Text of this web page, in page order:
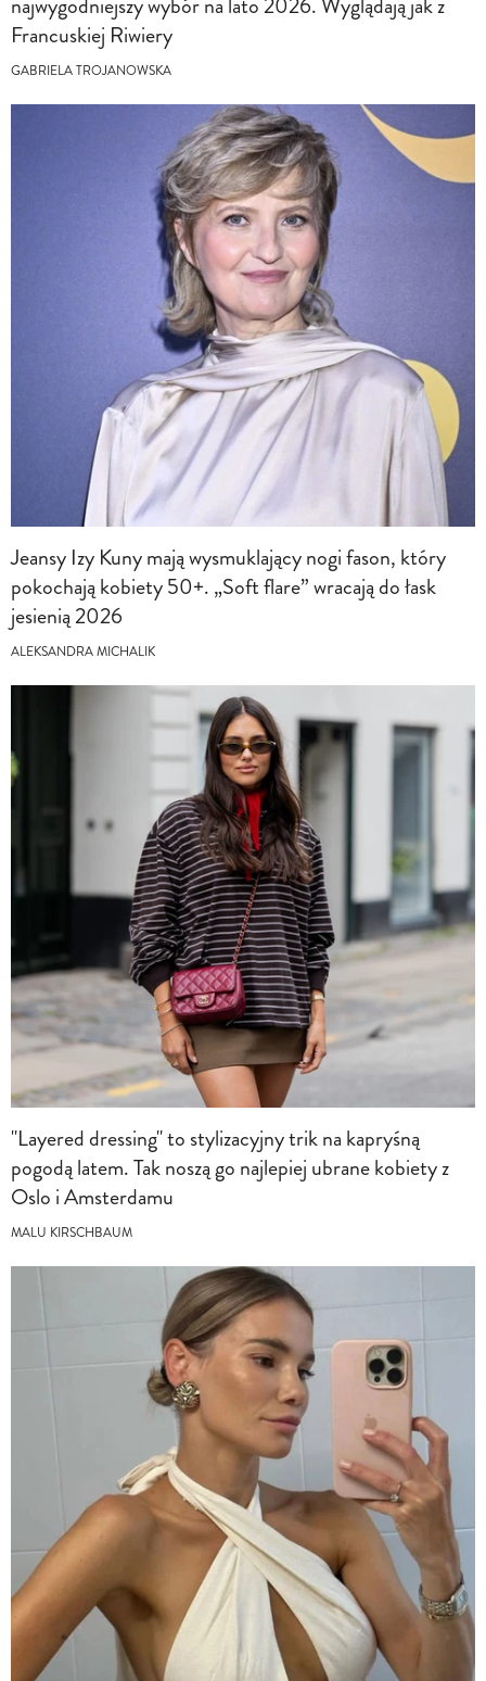
Francuskiej Riwiery
GABRIELA TROJANOWSKA
Jeansy Izy Kuny mają wysmuklający nogi fason, który
pokochają kobiety 50+. „Soft flare” wracają do łask
jesienią 2026
ALEKSANDRA MICHALIK
"Layered dressing" to stylizacyjny trik na kapryśną
pogodą latem. Tak noszą go najlepiej ubrane kobiety z
Oslo i Amsterdamu
MALU KIRSCHBAUM